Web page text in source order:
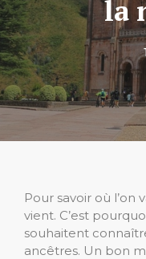
la
Pour savoir où l’on
vient. C’est
souhaitent
ancêtres. Un bon